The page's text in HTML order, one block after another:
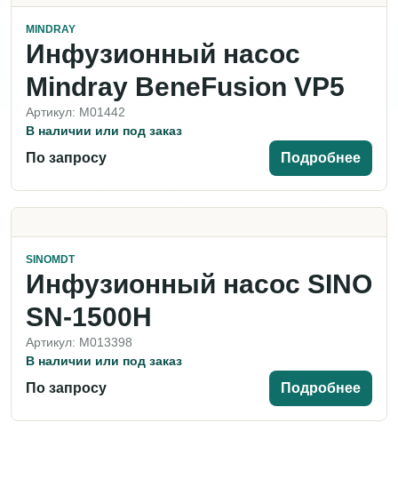
MINDRAY
Инфузионный насос
Mindray BeneFusion VP5
Артикул: M01442
В наличии или под заказ
По запросу Подробнее
SINOMDT
Инфузионный насос SINO
SN-1500H
Артикул: M013398
В наличии или под заказ
По запросу Подробнее